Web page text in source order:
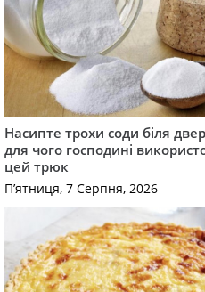
Насипте трохи соди біля
для чого господині
цей трюк
П’ятниця, 7 Серпня, 2026